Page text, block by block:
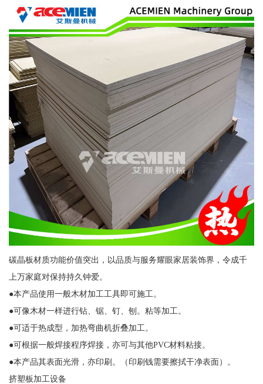
碳晶板材质功能价值突出，以品质与服务耀眼家居装饰界，令成千
上万家庭对保持持久钟爱。
●本产品使用一般木材加工工具即可施工。
●可像木材一样进行钻、锯、钉、刨。粘等加工。
●可适于热成型，加热弯曲机折叠加工。
●可根据一般焊接程序焊接，亦可与其他PVC材料粘接。
●本产品其表面光滑，亦印刷。（印刷钱需要擦拭干净表面）。
挤塑板加工设备